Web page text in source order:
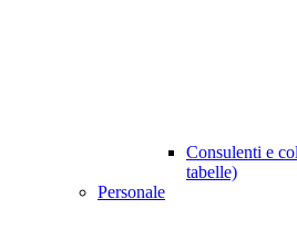
Consulenti e
tabelle)
Personale